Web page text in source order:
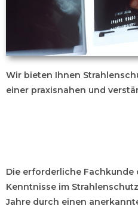
Wir bieten Ihnen
einer praxisnahen und
Die erforderliche
Kenntnisse im
Jahre durch einen